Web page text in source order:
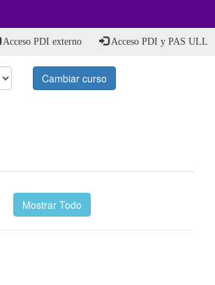
Acceso PDI externo Acceso PDI y PAS ULL
Cambiar curso
Mostrar Todo